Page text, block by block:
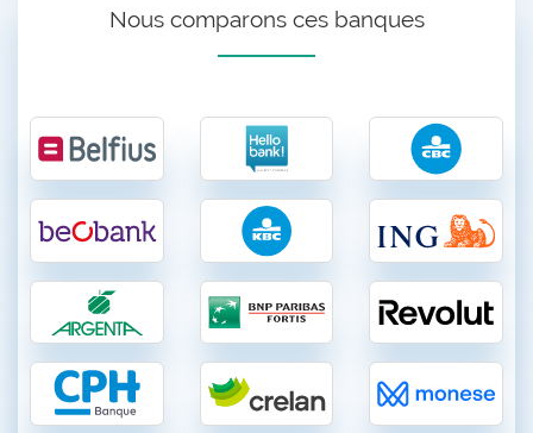
Nous comparons ces banques